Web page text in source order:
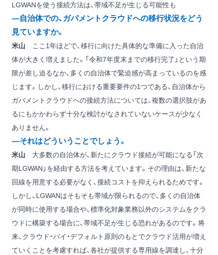
LGWANを使う接続方法は、帯域不足が生じる可能性も
―自治体での、ガバメントクラウドへの移行状況をどう
見ていますか。
米山 ここ1年ほどで、移行に向けた具体的な準備に入った自治
体が大きく増えました。「令和7年度末までの移行完了」という期
限が差し迫るなか、多くの自治体で緊迫感が高まっているのを感
じます。しかし、移行における重要要件の1つである、自治体から
ガバメントクラウドへの接続方法については、複数の選択肢があ
るにもかかわらず十分な検討がなされていないケースが少なく
ありません。
―それはどういうことでしょう。
米山 大多数の自治体が、新たにクラウド接続が可能になる「次
期LGWAN」を経由する方法を考えています。その理由は、新たな
回線を用意する必要がなく、接続コストを抑えられるためです。
しかし、LGWANはそもそも帯域が限られるので、多くの自治体
が同時に使用する場合や、標準化対象業務以外のシステムをクラ
ウドに構築する場合に、帯域不足が生じる恐れがあるのです。将
来、クラウド・バイ・デフォルト原則のもとでクラウド活用が増え
ていくことを考慮すれば、各社が提供する専用線を調達し、十分